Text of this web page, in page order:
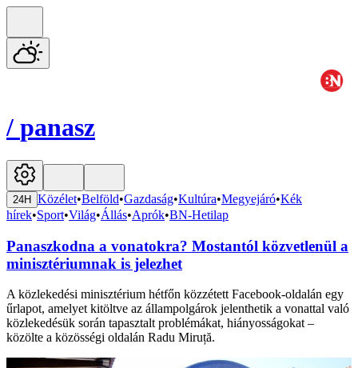
/ panasz
24H Közélet•Belföld•Gazdaság•Kultúra•Megyejáró•Kék
hírek•Sport•Világ•Állás•Aprók•BN-Hetilap
Panaszkodna a vonatokra? Mostantól közvetlenül a
minisztériumnak is jelezhet
A közlekedési minisztérium hétfőn közzétett Facebook-oldalán egy
űrlapot, amelyet kitöltve az állampolgárok jelenthetik a vonattal való
közlekedésük során tapasztalt problémákat, hiányosságokat –
közölte a közösségi oldalán Radu Miruță.